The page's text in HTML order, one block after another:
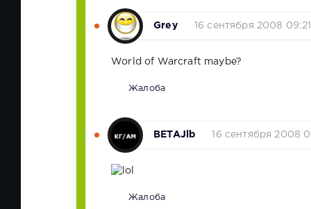
Grey 16 сентября 2008 09:21
World of Warcraft maybe?
Жалоба
BETAJlb 16 сентября 2008
Жалоба